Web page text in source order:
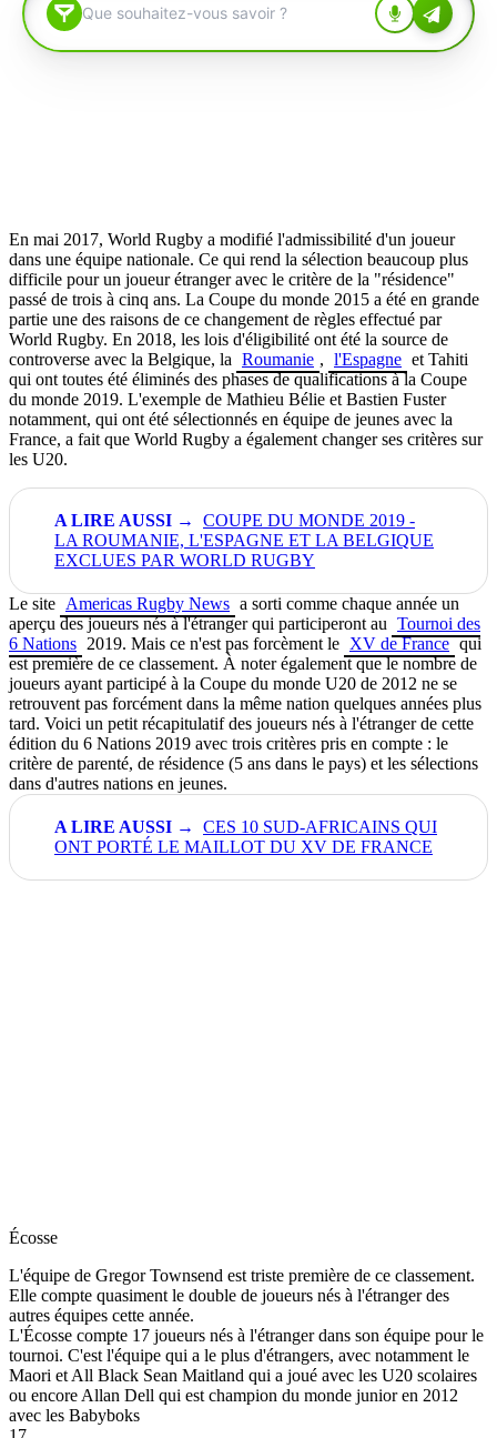
En mai 2017, World Rugby a modifié l'admissibilité d'un joueur
dans une équipe nationale. Ce qui rend la sélection beaucoup plus
difficile pour un joueur étranger avec le critère de la "résidence"
passé de trois à cinq ans. La Coupe du monde 2015 a été en grande
partie une des raisons de ce changement de règles effectué par
World Rugby. En 2018, les lois d'éligibilité ont été la source de
controverse avec la Belgique, la Roumanie , l'Espagne et Tahiti
qui ont toutes été éliminés des phases de qualifications à la Coupe
du monde 2019. L'exemple de Mathieu Bélie et Bastien Fuster
notamment, qui ont été sélectionnés en équipe de jeunes avec la
France, a fait que World Rugby a également changer ses critères sur
les U20.
COUPE DU MONDE 2019 -
LA ROUMANIE, L'ESPAGNE ET LA BELGIQUE
EXCLUES PAR WORLD RUGBY
Le site Americas Rugby News a sorti comme chaque année un
aperçu des joueurs nés à l'étranger qui participeront au Tournoi des
6 Nations 2019. Mais ce n'est pas forcèment le XV de France qui
est première de ce classement. À noter également que le nombre de
joueurs ayant participé à la Coupe du monde U20 de 2012 ne se
retrouvent pas forcément dans la même nation quelques années plus
tard. Voici un petit récapitulatif des joueurs nés à l'étranger de cette
édition du 6 Nations 2019 avec trois critères pris en compte : le
critère de parenté, de résidence (5 ans dans le pays) et les sélections
dans d'autres nations en jeunes.
CES 10 SUD-AFRICAINS QUI
ONT PORTÉ LE MAILLOT DU XV DE FRANCE
Écosse
L'équipe de Gregor Townsend est triste première de ce classement.
Elle compte quasiment le double de joueurs nés à l'étranger des
autres équipes cette année.
L'Écosse compte 17 joueurs nés à l'étranger dans son équipe pour le
tournoi. C'est l'équipe qui a le plus d'étrangers, avec notamment le
Maori et All Black Sean Maitland qui a joué avec les U20 scolaires
ou encore Allan Dell qui est champion du monde junior en 2012
avec les Babyboks